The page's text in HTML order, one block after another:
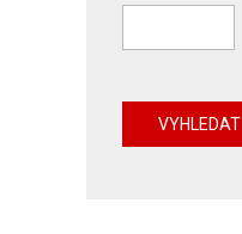
VYHLEDAT